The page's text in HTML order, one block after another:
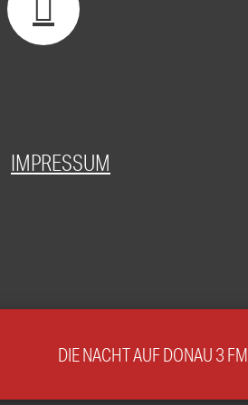
IMPRESSUM
DIE NACHT AUF DONAU 3 FM